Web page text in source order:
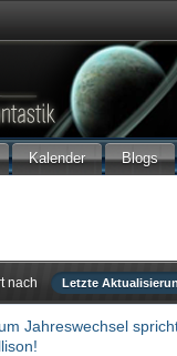
Kalender Blogs
nach Letzte
Jahreswechsel